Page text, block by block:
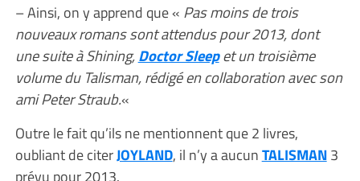
– Ainsi, on y apprend que « Pas moins de trois
nouveaux romans sont attendus pour 2013, dont
une suite à Shining,Doctor Sleepet un troisième
volume du Talisman, rédigé en collaboration avec son
ami Peter Straub.«
Outre le fait qu’ils ne mentionnent que 2 livres,
oubliant de citerJOYLAND, il n’y a aucunTALISMAN3
prévu pour 2013.